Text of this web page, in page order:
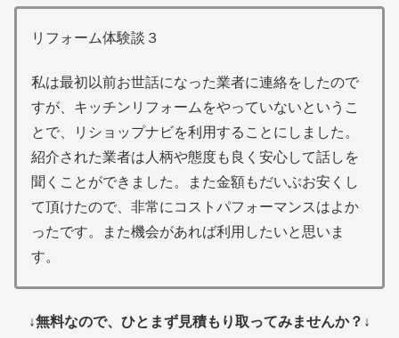
リフォーム体験談３
私は最初以前お世話になった業者に連絡をしたので
すが、キッチンリフォームをやっていないというこ
とで、リショップナビを利用することにしました。
紹介された業者は人柄や態度も良く安心して話しを
聞くことができました。また金額もだいぶお安くし
て頂けたので、非常にコストパフォーマンスはよか
ったです。また機会があれば利用したいと思いま
す。
↓無料なので、ひとまず見積もり取ってみませんか？↓